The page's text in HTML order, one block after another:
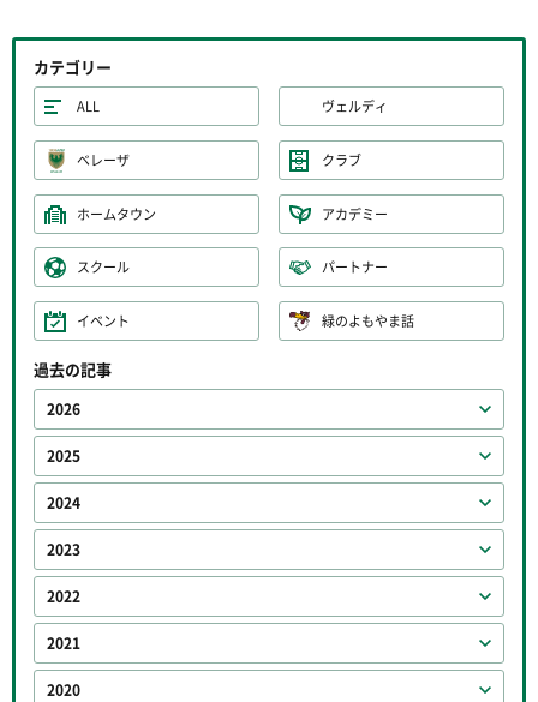
カテゴリー
ALL ヴェルディ
ベレーザ クラブ
ホームタウン アカデミー
スクール パートナー
イベント 緑のよもやま話
過去の記事
2026
2025
2024
2023
2022
2021
2020